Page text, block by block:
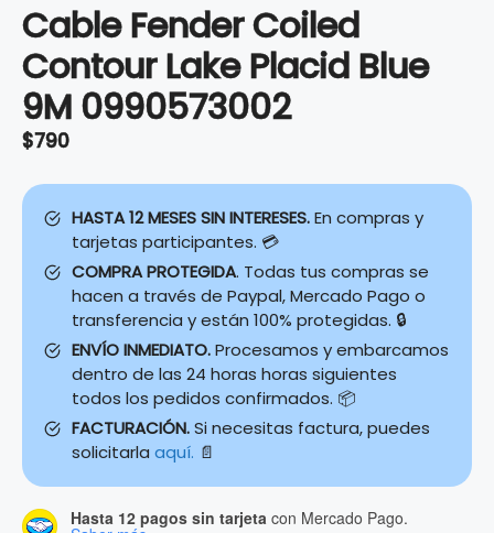
Cable Fender Coiled
Contour Lake Placid Blue
9M 0990573002
$790
HASTA 12 MESES SIN INTERESES.En compras y
tarjetas participantes. 💳
COMPRA PROTEGIDA. Todas tus compras se
hacen a través de Paypal, Mercado Pago o
transferencia y están 100% protegidas. 🔒
ENVÍO INMEDIATO.Procesamos y embarcamos
dentro de las 24 horas horas siguientes
todos los pedidos confirmados. 📦
FACTURACIÓN.Si necesitas factura, puedes
solicitarla aquí. 📄
Hasta 12 pagos sin tarjeta con Mercado Pago.